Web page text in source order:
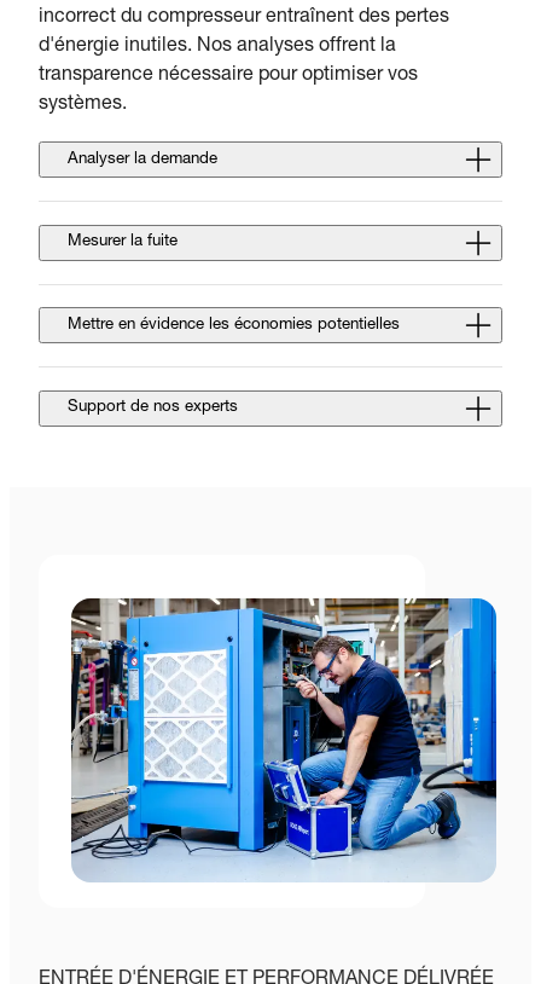
incorrect du compresseur entraînent des pertes
d'énergie inutiles. Nos analyses offrent la
transparence nécessaire pour optimiser vos
systèmes.
Analyser la demande
Mesurer la fuite
Mettre en évidence les économies potentielles
Support de nos experts
ENTRÉE D'ÉNERGIE ET PERFORMANCE DÉLIVRÉE